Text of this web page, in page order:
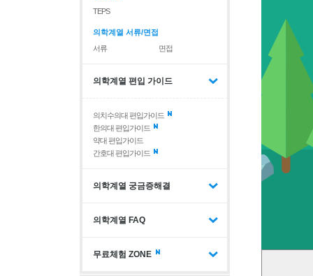
TEPS
의학계열 서류/면접
서류
면접
의학계열 편입 가이드
의치수의대 편입가이드
한의대 편입가이드
약대 편입가이드
간호대 편입가이드
의학계열 궁금증해결
의학계열 FAQ
무료체험 ZONE